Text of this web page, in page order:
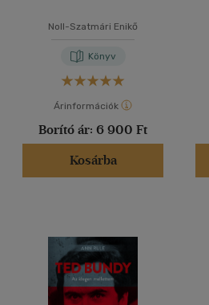
Noll-Szatmári Enikő
Könyv
Árinformációk
Borító ár: 6 900 Ft
Kosárba